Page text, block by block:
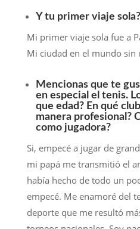
Y tu primer viaje sola?
Mi primer viaje sola fue a
Mi ciudad en el mundo sin
Mencionas que te
en especial el tenis.
que edad? En qué
manera profesional?
como jugadora?
Si, empecé a jugar de
mi papá me transmitió el
había hecho de todo un
empecé. Me enamoré del
deporte que me resultó